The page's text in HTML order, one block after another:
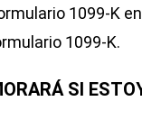
1099-K
1099-K.
SI